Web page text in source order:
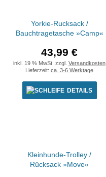
Yorkie-Rucksack /
Bauchtragetasche »Camp«
43,99 €
inkl. 19 % MwSt. zzgl. Versandkosten
Lieferzeit: ca. 3-6 Werktage
DETAILS
Kleinhunde-Trolley /
Rücksack »Move«